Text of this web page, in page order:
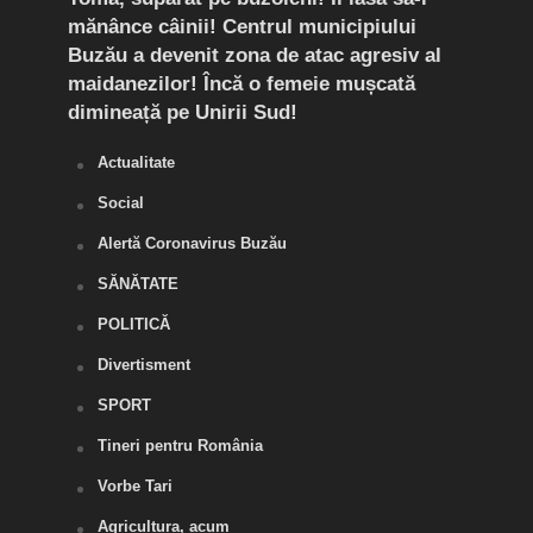
mănânce câinii! Centrul municipiului
Buzău a devenit zona de atac agresiv al
maidanezilor! Încă o femeie mușcată
dimineață pe Unirii Sud!
Actualitate
Social
Alertă Coronavirus Buzău
SĂNĂTATE
POLITICĂ
Divertisment
SPORT
Tineri pentru România
Vorbe Tari
Agricultura, acum